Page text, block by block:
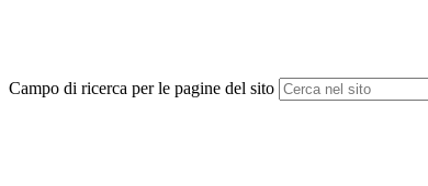
Campo di ricerca per le pagine del sito